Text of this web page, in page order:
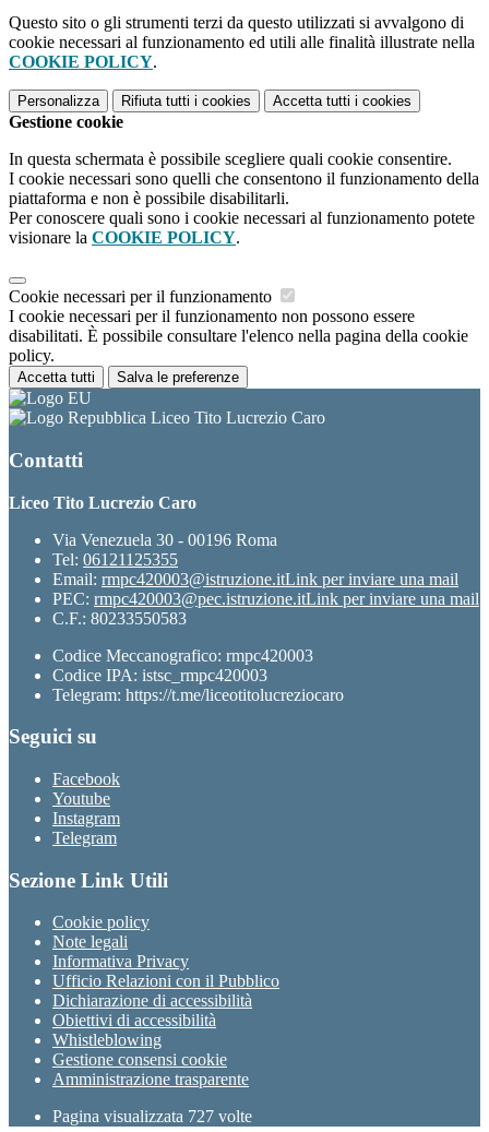
Questo sito o gli strumenti terzi da questo utilizzati si avvalgono di
cookie necessari al funzionamento ed utili alle finalità illustrate nella
COOKIE POLICY.
Personalizza Rifiuta tutti i cookies Accetta tutti i cookies
Gestione cookie
In questa schermata è possibile scegliere quali cookie consentire.
I cookie necessari sono quelli che consentono il funzionamento della
piattaforma e non è possibile disabilitarli.
Per conoscere quali sono i cookie necessari al funzionamento potete
visionare la COOKIE POLICY.
Cookie necessari per il funzionamento
I cookie necessari per il funzionamento non possono essere
disabilitati. È possibile consultare l'elenco nella pagina della cookie
policy.
Accetta tutti Salva le preferenze
Liceo Tito Lucrezio Caro
Contatti
Liceo Tito Lucrezio Caro
Via Venezuela 30 - 00196 Roma
Tel: 06121125355
Email: rmpc420003@istruzione.itLink per inviare una mail
PEC: rmpc420003@pec.istruzione.itLink per inviare una mail
C.F.: 80233550583
Codice Meccanografico: rmpc420003
Codice IPA: istsc_rmpc420003
Telegram: https://t.me/liceotitolucreziocaro
Seguici su
Facebook
Youtube
Instagram
Telegram
Sezione Link Utili
Cookie policy
Note legali
Informativa Privacy
Ufficio Relazioni con il Pubblico
Dichiarazione di accessibilità
Obiettivi di accessibilità
Whistleblowing
Gestione consensi cookie
Amministrazione trasparente
Pagina visualizzata 727 volte